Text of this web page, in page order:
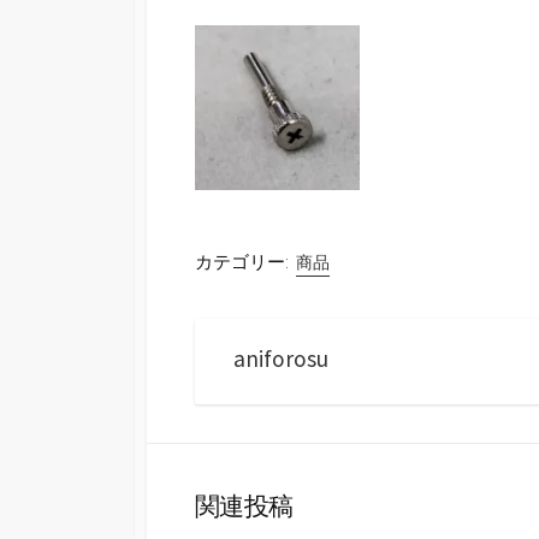
カテゴリー: 商品
aniforosu
関連投稿